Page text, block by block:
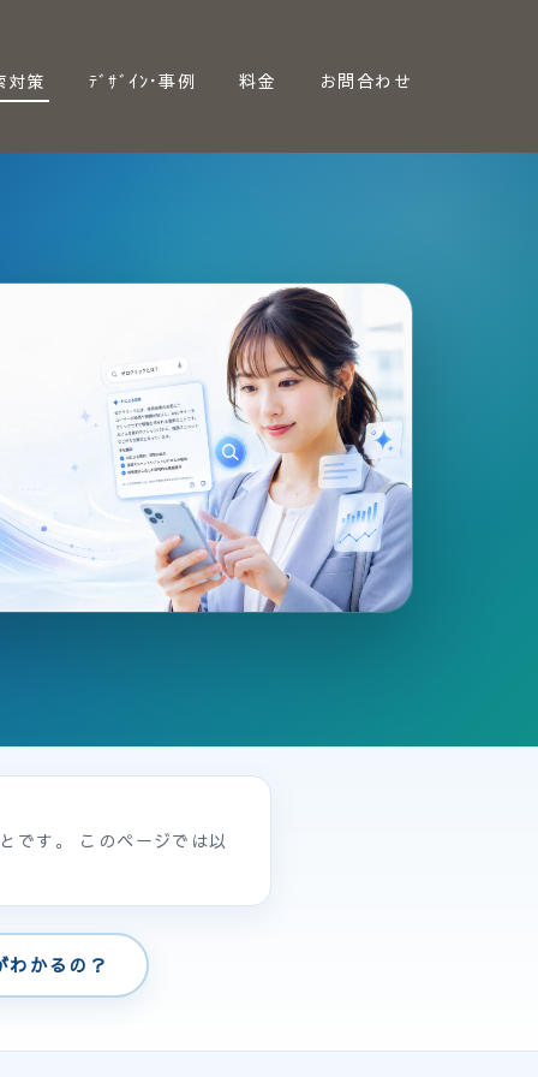
対策 ﾃﾞｻﾞｲﾝ･事例 料金 お問合わせ
です。 このページでは以
わかるの？